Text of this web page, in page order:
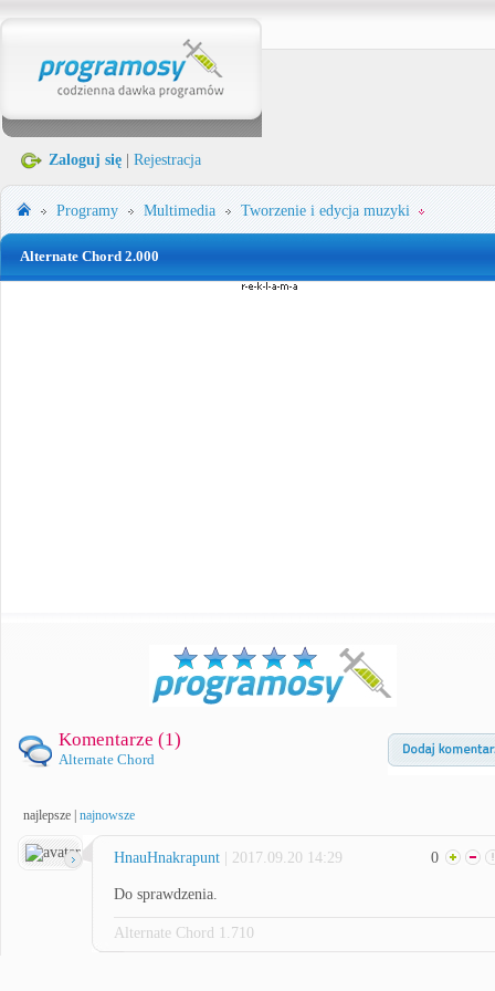
Zaloguj się Rejestracja
Programy Multimedia Tworzenie i edycja muzyki
Alternate Chord 2.000
Komentarze (1)
Alternate Chord
najlepsze najnowsze
HnauHnakrapunt | 2017.09.20 14:29 0
Do sprawdzenia.
Alternate Chord 1.710